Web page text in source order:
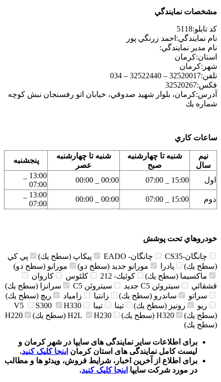
مشخصات نمايندگي
كد تابلو:5118
نام نمايندگي: احمد زرنگي پور
نام مدير نمايندگي:
استان:كرمان
شهر:كرمان
تلفن:32520017 – 32522440 – 034
فكس:32520267
آدرس:كرمان، بلوار شهيد صدوقي، خيابان اتو رفسنجان نبش كوچه
شماره يك
ساعات كاري
نيم
سال
شنبه تا چهارشنبه
صبح
شنبه تا چهارشنبه
عصر
پنجشنبه
اول 15:00 _ 07:00
00:00 _ 00:00
07:00
دوم
15:00 _ 07:00
00:00 _ 00:00
07:00
خودروهاي تحت پوشش
چانگان-CS35 چانگان- EADO پيكاپ (سطح يك)
پي كي
(سطح يك)
پادرا مورانو جديد (سطح دو)
مورانو (سطح دو)
ماكسيما (سطح يك)
كوئيك- 212 كلئوس
كاروان
قشقائي
سيتروئن C5 جديد سيتروئن C5
سرانزا (سطح يك)
سراتو
ساندرو (سطح يك) زانتيا زامياد
ريچ (سطح يك)
ريو
رونيز (سطح يك) تينا تيبا V5 S300
H330
(سطح يك)
H320 (سطح يك) H2L H230 (سطح يك)
H220
(سطح يك)
برای اطلاعات سایر نمایندگی های سایپا در شهر کرمان و
لیست کامل نمایندگی های استان کرمان اینجا کلیک کنید.
برای اطلاع از آخرین اخبار، شرایط فروش، ویدئو ها و مطالب
در مورد شرکت سایپا اینجا کلیک کنید.